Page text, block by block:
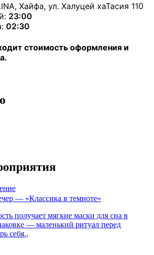
Хайфа, ул. Халуцей хаТасия 110
23:00
02:30
стоимость оформления и
— «Классика в темноте»
получает мягкие маски для сна в
— маленький ритуал перед
себя.,